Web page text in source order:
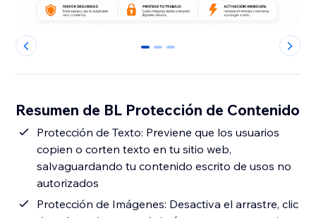
0 1 2
Resumen de BL Protección de Contenido
Protección de Texto: Previene que los usuarios
copien o corten texto en tu sitio web,
salvaguardando tu contenido escrito de usos no
autorizados
Protección de Imágenes: Desactiva el arrastre, clic